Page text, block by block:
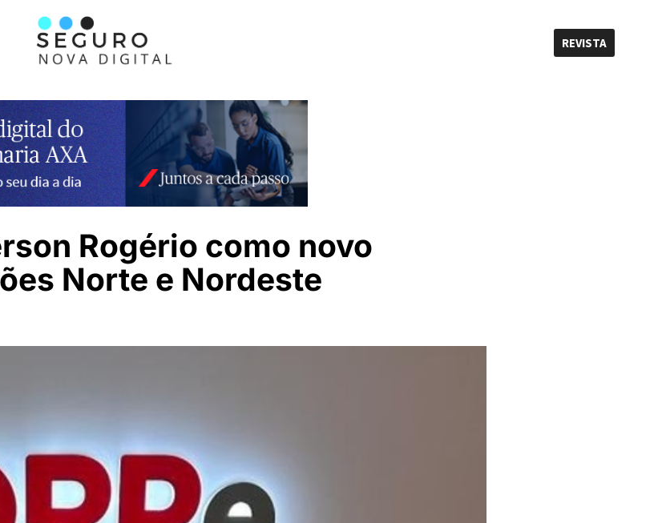
REVISTA
Rogério como novo
Norte e Nordeste